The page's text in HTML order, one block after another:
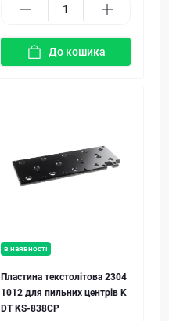
До кошика
в наявності
Пластина текстолітова 2304
1012 для пильних центрів K
DT KS-838CP